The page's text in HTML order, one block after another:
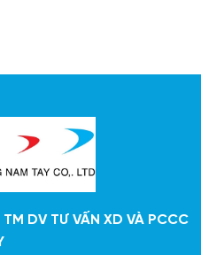
DV TƯ VẤN XD VÀ PCCC